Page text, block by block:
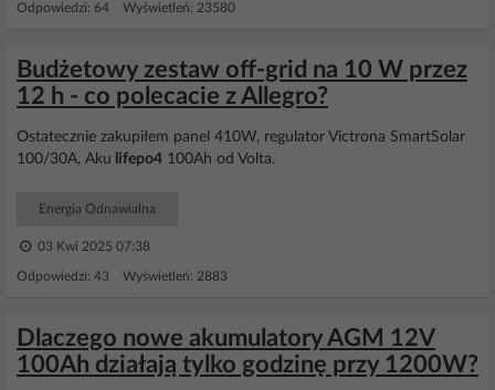
Odpowiedzi: 64 Wyświetleń: 23580
Budżetowy zestaw off-grid na 10 W przez
12 h - co polecacie z Allegro?
Ostatecznie zakupiłem panel 410W, regulator Victrona SmartSolar
100/30A, Aku lifepo4 100Ah od Volta.
Energia Odnawialna
03 Kwi 2025 07:38
Odpowiedzi: 43 Wyświetleń: 2883
Dlaczego nowe akumulatory AGM 12V
100Ah działają tylko godzinę przy 1200W?